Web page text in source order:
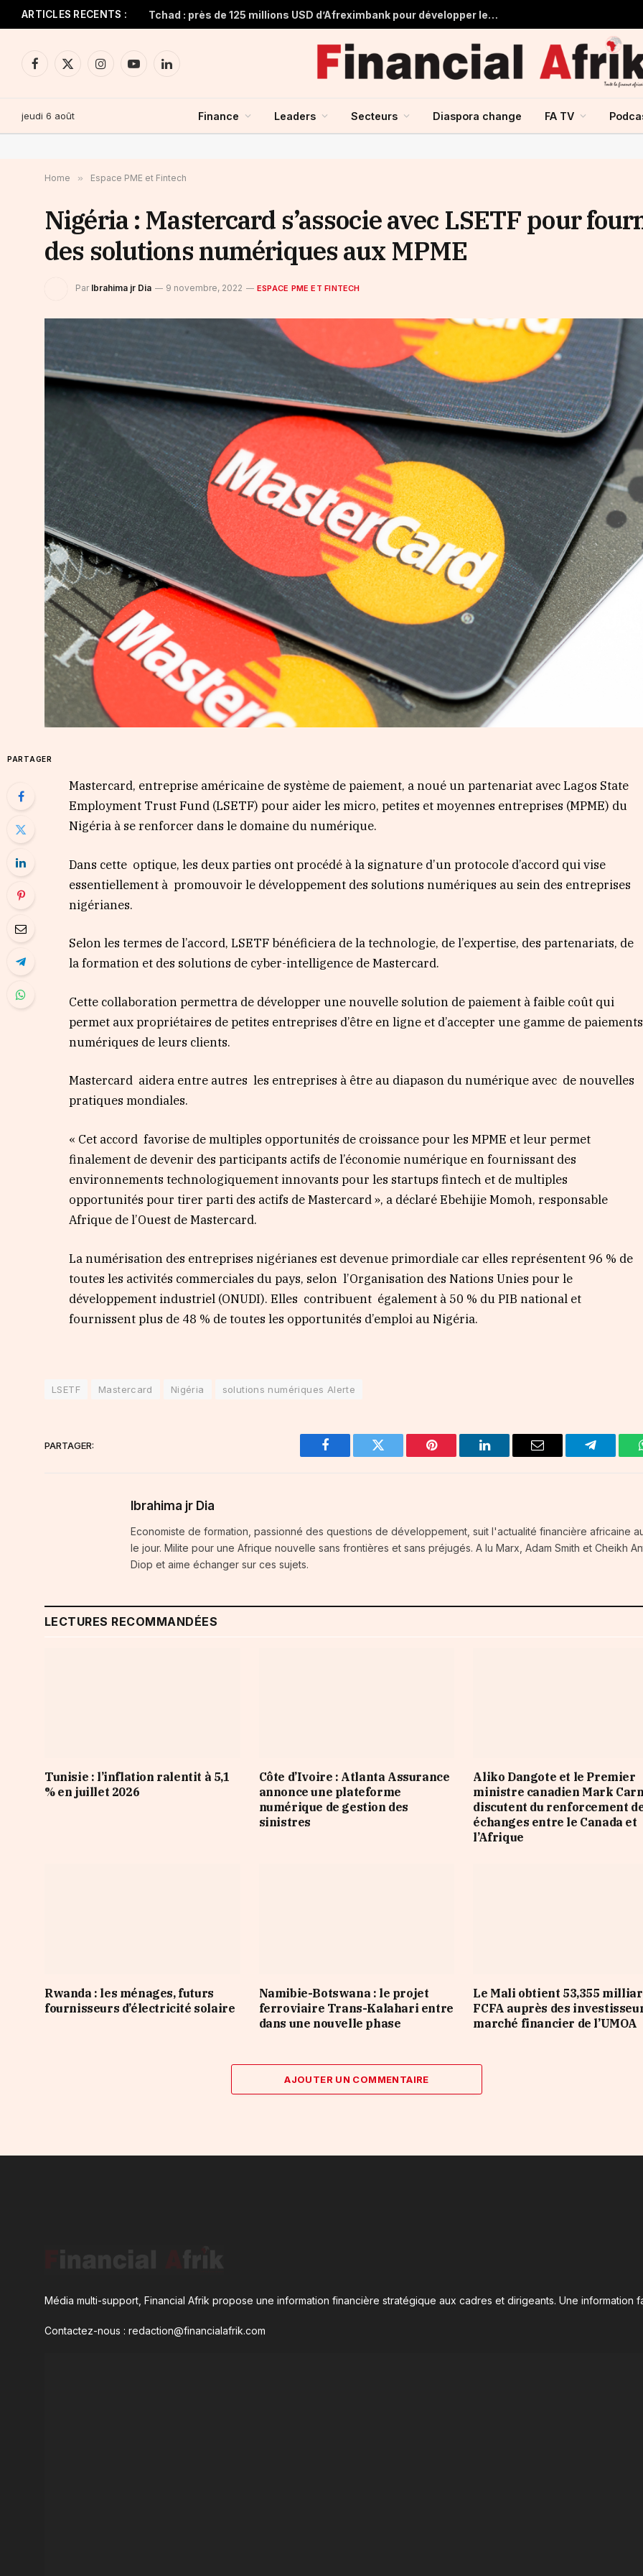
ARTICLES RECENTS : Tchad : près de 125 millions USD d’Afreximbank pour développer les infrastructures et le commerce
Facebook
X
InstagramYouTubeLinkedIn
jeudi 6 août Finance Leaders Secteurs Diaspora change FA TV
Home » Espace PME et Fintech
Nigéria : Mastercard s’associe avec LSETF pour
des solutions numériques aux MPME
Par Ibrahima jr Dia 9 novembre, 2022 ESPACE PME ET FINTECH
PARTAGER
Mastercard, entreprise américaine de système de paiement, a noué un partenariat avec Lagos State
Employment Trust Fund (LSETF) pour aider les micro, petites et moyennes entreprises (MPME) du
Nigéria à se renforcer dans le domaine du numérique.
Dans cette optique, les deux parties ont procédé à la signature d’un protocole d’accord qui vise
essentiellement à promouvoir le développement des solutions numériques au sein des entreprises
nigérianes.
Selon les termes de l’accord, LSETF bénéficiera de la technologie, de l’expertise, des partenariats, de
la formation et des solutions de cyber-intelligence de Mastercard.
Cette collaboration permettra de développer une nouvelle solution de paiement à faible coût qui
permet aux propriétaires de petites entreprises d’être en ligne et d’accepter une gamme de paiements
numériques de leurs clients.
Mastercard aidera entre autres les entreprises à être au diapason du numérique avec de nouvelles
pratiques mondiales.
« Cet accord favorise de multiples opportunités de croissance pour les MPME et leur permet
finalement de devenir des participants actifs de l’économie numérique en fournissant des
environnements technologiquement innovants pour les startups fintech et de multiples
opportunités pour tirer parti des actifs de Mastercard », a déclaré Ebehijie Momoh, responsable
Afrique de l’Ouest de Mastercard.
La numérisation des entreprises nigérianes est devenue primordiale car elles représentent 96 % de
toutes les activités commerciales du pays, selon l’Organisation des Nations Unies pour le
développement industriel (ONUDI). Elles contribuent également à 50 % du PIB national et
fournissent plus de 48 % de toutes les opportunités d’emploi au Nigéria.
LSETF Mastercard Nigéria solutions numériques Alerte
PARTAGER:
Facebook Twitter Pinterest LinkedIn Email Telegram
Ibrahima jr Dia
Economiste de formation, passionné des questions de développement, suit l'actualité financière africaine
le jour. Milite pour une Afrique nouvelle sans frontières et sans préjugés. A lu Marx, Adam Smith et Cheikh
Diop et aime échanger sur ces sujets.
LECTURES RECOMMANDÉES
Tunisie : l’inflation ralentit à 5,1
% en juillet 2026
Côte d’Ivoire : Atlanta Assurance
annonce une plateforme
numérique de gestion des
sinistres
Aliko Dangote et le Premier
ministre canadien Mark
discutent du renforcement
échanges entre le Canada et
l’Afrique
Rwanda : les ménages, futurs
fournisseurs d’électricité solaire
Namibie-Botswana : le projet
ferroviaire Trans-Kalahari entre
dans une nouvelle phase
Le Mali obtient 53,355
FCFA auprès des
marché financier de l’UMOA
AJOUTER UN COMMENTAIRE
Média multi-support, Financial Afrik propose une information financière stratégique aux cadres et dirigeants. Une information
Contactez-nous : redaction@financialafrik.com